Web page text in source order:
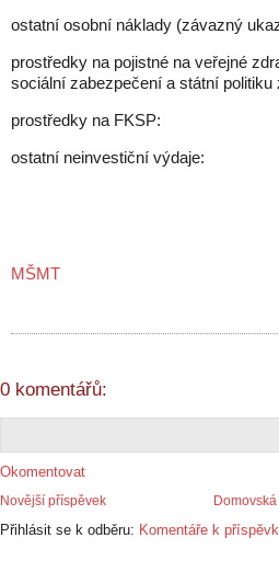
ostatní osobní náklady (závazný
prostředky na pojistné na veřejné
sociální zabezpečení a státní politiku
prostředky na FKSP:
ostatní neinvestiční výdaje:
MŠMT
0 komentářů:
Okomentovat
Novější příspěvek
Přihlásit se k odběru: Komentáře k